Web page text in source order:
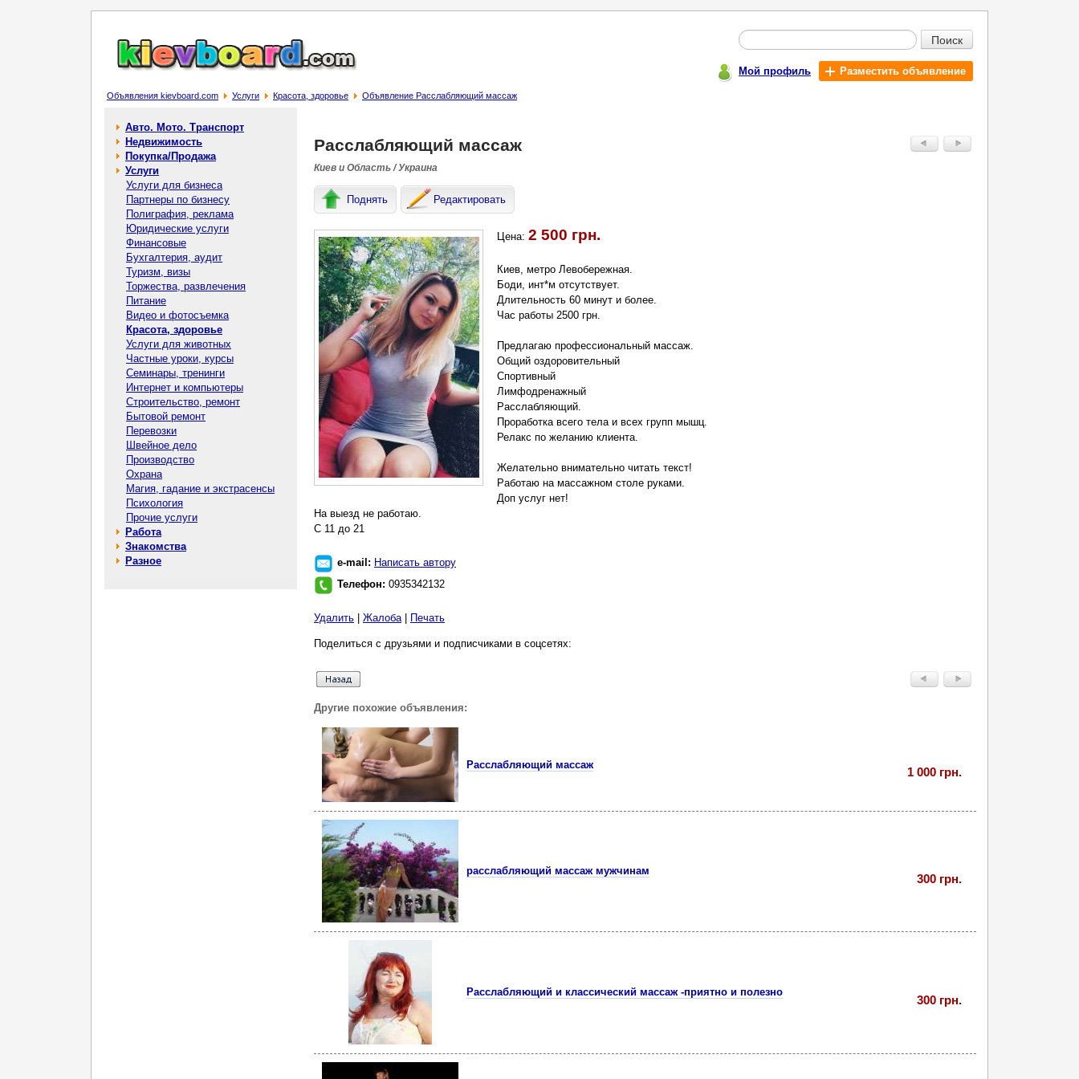
Поиск
Мой профиль Разместить объявление
Объявления kievboard.com Услуги Красота, здоровье Объявление Расслабляющий массаж
Авто. Мото. Транспорт
Недвижимость
Покупка/Продажа
Услуги
Услуги для бизнеса
Партнеры по бизнесу
Полиграфия, реклама
Юридические услуги
Финансовые
Бухгалтерия, аудит
Туризм, визы
Торжества, развлечения
Питание
Видео и фотосъемка
Красота, здоровье
Услуги для животных
Частные уроки, курсы
Семинары, тренинги
Интернет и компьютеры
Строительство, ремонт
Бытовой ремонт
Перевозки
Швейное дело
Производство
Охрана
Магия, гадание и экстрасенсы
Психология
Прочие услуги
Работа
Знакомства
Разное
Расслабляющий массаж
Киев и Область / Украина
Поднять Редактировать
Цена: 2 500 грн.
Киев, метро Левобережная.
Боди, инт*м отсутствует.
Длительность 60 минут и более.
Час работы 2500 грн.
Предлагаю профессиональный массаж.
Общий оздоровительный
Спортивный
Лимфодренажный
Расслабляющий.
Проработка всего тела и всех групп мышц.
Релакс по желанию клиента.
Желательно внимательно читать текст!
Работаю на массажном столе руками.
Доп услуг нет!
На выезд не работаю.
С 11 до 21
e-mail: Написать автору
Телефон: 0935342132
Удалить Жалоба| Печать
Поделиться с друзьями и подписчиками в соцсетях:
Другие похожие объявления:
Расслабляющий массаж
1 000 грн.
расслабляющий массаж мужчинам
300 грн.
Расслабляющий и классический массаж -приятно и полезно
300 грн.